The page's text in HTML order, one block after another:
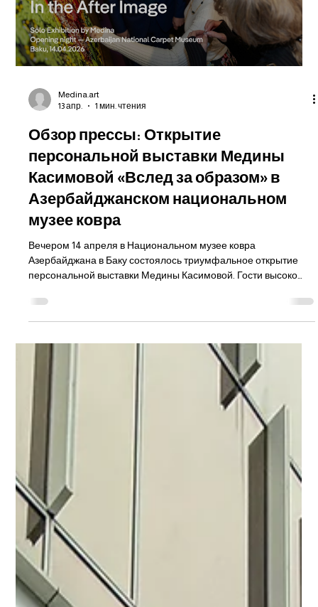
Load video
13 апр.
1 мин. чтения
Обзор прессы: Открытие
персональной выставки Медины
Касимовой «Вслед за образом» в
Азербайджанском национальном
музее ковра
Вечером 14 апреля в Национальном музее ковра
персональной выставки Медины Касимовой. Гости высоко
прессы об этом мероприятии. CBC TV Azerbaijan В Баку
представили междисциплинарную выставку художницы
Медины AZTV Xəbər Plus Multidissiplinar rəssamın milli xalça
muzeyində fərdi sərgisi təqdim edilib İTV Milli Xalça Mu